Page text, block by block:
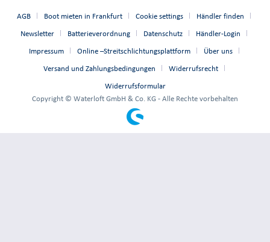
AGB Boot mieten in Frankfurt Cookie settings Händler finden
Newsletter Batterieverordnung Datenschutz Händler-Login
Impressum Online –Streitschlichtungsplattform Über uns
Versand und Zahlungsbedingungen Widerrufsrecht
Widerrufsformular
Copyright © Waterloft GmbH & Co. KG - Alle Rechte vorbehalten